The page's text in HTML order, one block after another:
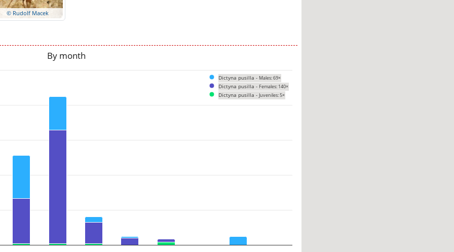
© Rudolf Macek
By month
0 to 106.
Dictyna pusilla - Males: 69×
Dictyna pusilla - Females: 140×
Dictyna pusilla - Juveniles: 5×